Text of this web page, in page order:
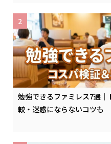
勉強できるファミレス7選
較・迷惑にならないコツも
2